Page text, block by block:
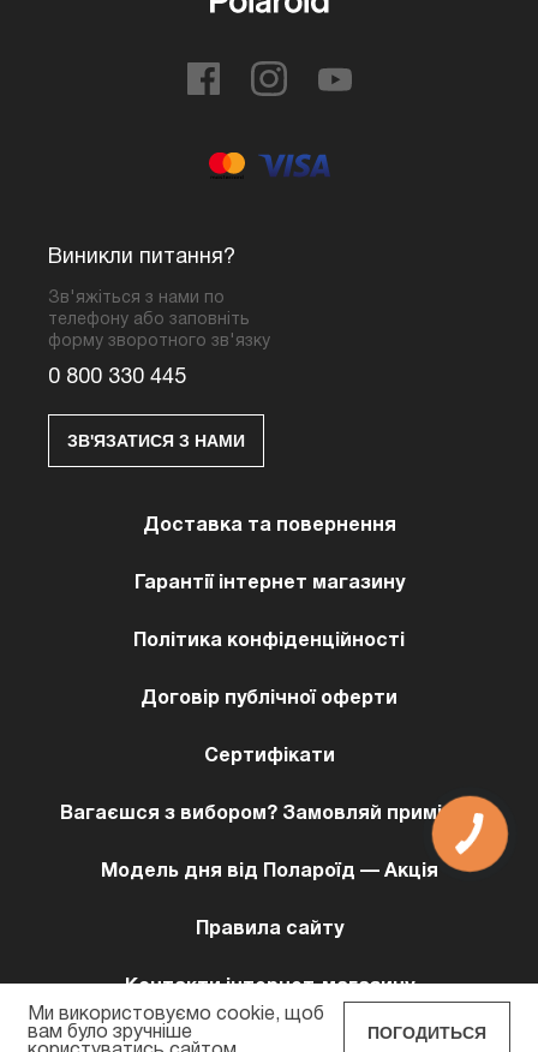
Виникли питання?
Зв'яжіться з нами по
телефону або заповніть
форму зворотного зв'язку
0 800 330 445
ЗВ'ЯЗАТИСЯ З НАМИ
Доставка та повернення
Гарантії інтернет магазину
Політика конфіденційності
Договір публічної оферти
Сертифікати
Вагаєшся з вибором? Замовляй примірку!
Модель дня від Полароїд — Акція
Правила сайту
Контакти інтернет-магазину
Ми використовуємо cookie, щоб
вам було зручніше
ПОГОДИТЬСЯ